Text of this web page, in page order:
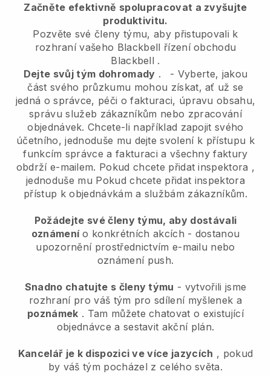
Začněte efektivně spolupracovat a zvyšujte
produktivitu.
Pozvěte své členy týmu, aby přistupovali k
rozhraní vašeho Blackbell řízení obchodu
Blackbell .
Dejte svůj tým dohromady . - Vyberte, jakou
část svého průzkumu mohou získat, ať už se
jedná o správce, péči o fakturaci, úpravu obsahu,
správu služeb zákazníkům nebo zpracování
objednávek. Chcete-li například zapojit svého
účetního, jednoduše mu dejte svolení k přístupu k
funkcím správce a fakturaci a všechny faktury
obdrží e-mailem. Pokud chcete přidat inspektora ,
jednoduše mu Pokud chcete přidat inspektora
přístup k objednávkám a službám zákazníkům.
Požádejte své členy týmu, aby dostávali
oznámenío konkrétních akcích - dostanou
upozornění prostřednictvím e-mailu nebo
oznámení push.
Snadno chatujte s členy týmu - vytvořili jsme
rozhraní pro váš tým pro sdílení myšlenek a
poznámek . Tam můžete chatovat o existující
objednávce a sestavit akční plán.
Kancelář je k dispozici ve více jazycích , pokud
by váš tým pocházel z celého světa.